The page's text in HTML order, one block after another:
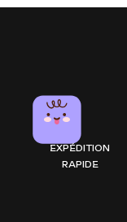
EXPÉDITION
RAPIDE